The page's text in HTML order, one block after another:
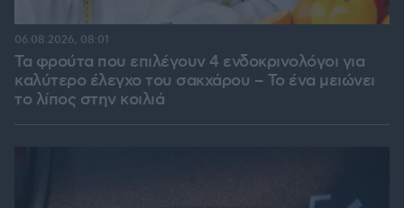
Τα φρούτα που επιλέγουν 4 ενδοκρινολόγοι για
καλύτερο έλεγχο του σακχάρου – Το ένα μειώνει
το λίπος στην κοιλιά
06.08.2026, 08:01